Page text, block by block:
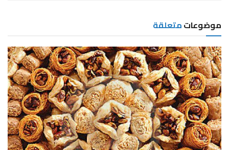
موضوعاتمتعلقة